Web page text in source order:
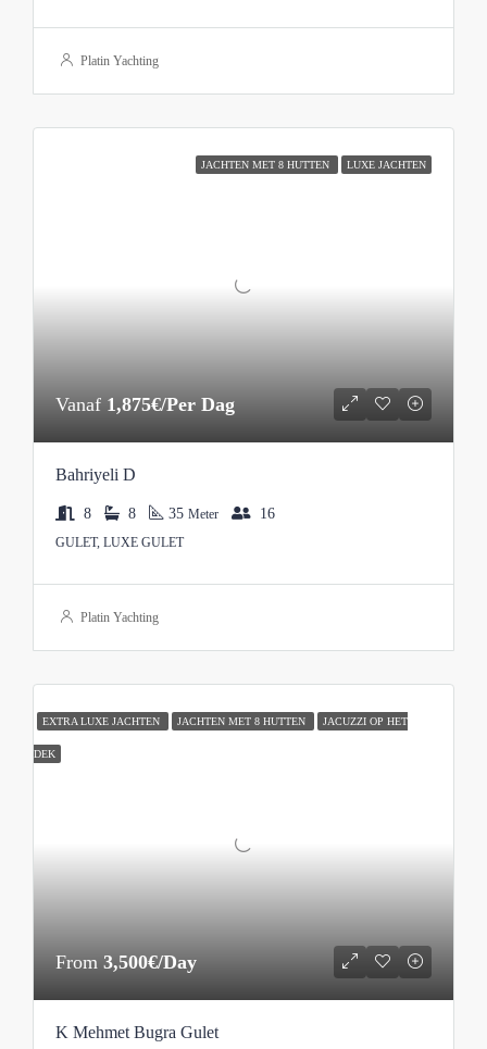
Platin Yachting
JACHTEN MET 8 HUTTEN LUXE JACHTEN
Vanaf 1,875€/Per Dag
Bahriyeli D
8 8 35 Meter 16
GULET, LUXE GULET
Platin Yachting
EXTRA LUXE JACHTEN JACHTEN MET 8 HUTTEN JACUZZI OP HET
DEK
From 3,500€/Day
K Mehmet Bugra Gulet